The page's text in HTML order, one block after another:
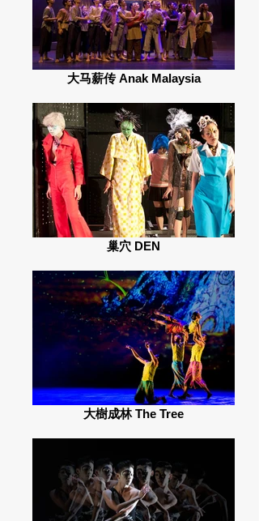
大马薪传 Anak Malaysia
巢穴 DEN
大樹成林 The Tree